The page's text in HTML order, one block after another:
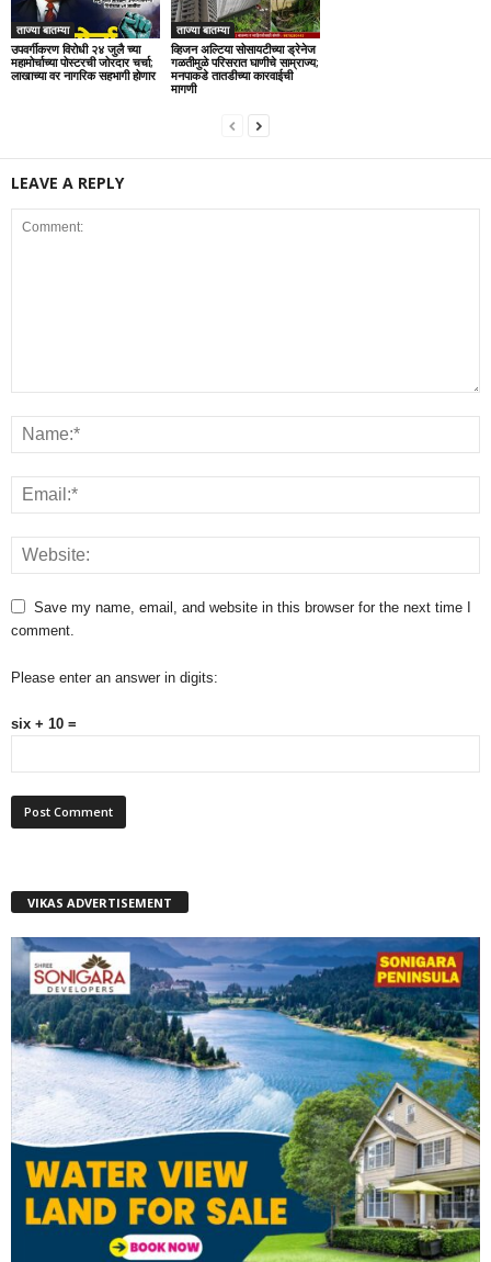
ताज्या बातम्या
उपवर्गीकरण विरोधी २४ जुलै च्या
महामोर्चाच्या पोस्टरची जोरदार चर्चा;
लाखाच्या वर नागरिक सहभागी होणार
ताज्या बातम्या
व्हिजन अल्टिया सोसायटीच्या ड्रेनेज
गळतीमुळे परिसरात घाणीचे साम्राज्य;
मनपाकडे तातडीच्या कारवाईची
मागणी
LEAVE A REPLY
Save my name, email, and website in this browser for the next time I
comment.
Please enter an answer in digits:
six + 10 =
VIKAS ADVERTISEMENT